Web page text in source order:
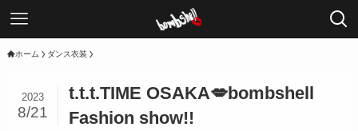
ホーム ダンス衣装
t.t.t.TIME OSAKA💋bombshell
Fashion show!!
2023
8/21